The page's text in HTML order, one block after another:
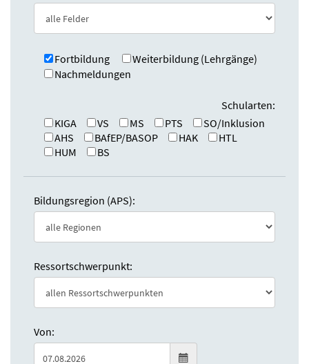
Fortbildung
Weiterbildung (Lehrgänge)
Nachmeldungen
Schularten:
KIGA
VS MS PTS
SO/Inklusion
AHS
BAfEP/BASOP HAK
HTL
HUM
BS
Bildungsregion (APS):
Ressortschwerpunkt:
Von: